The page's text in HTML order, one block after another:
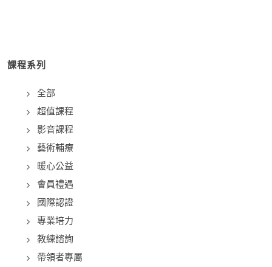
課程系列
全部
超值課程
影音課程
藝術輔療
暖心公益
會員禮遇
國際認證
專業培力
教練諮詢
帶領者專屬